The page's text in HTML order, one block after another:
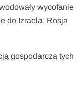
wycofanie
do Izraela, Rosja
gospodarczą tych